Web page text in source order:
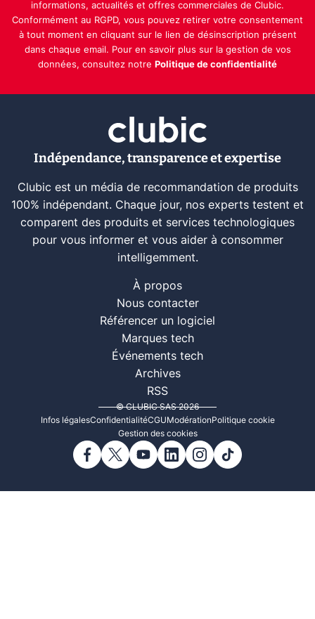
informations, actualités et offres commerciales de Clubic.
Conformément au RGPD, vous pouvez retirer votre consentement
à tout moment en cliquant sur le lien de désinscription présent
dans chaque email. Pour en savoir plus sur la gestion de vos
données, consultez notre Politique de confidentialité
Indépendance, transparence et expertise
Clubic est un média de recommandation de produits
100% indépendant. Chaque jour, nos experts testent et
comparent des produits et services technologiques
pour vous informer et vous aider à consommer
intelligemment.
À propos
Nous contacter
Référencer un logiciel
Marques tech
Événements tech
Archives
RSS
© CLUBIC SAS 2026
Infos légalesConfidentialitéCGUModérationPolitique cookie
Gestion des cookies